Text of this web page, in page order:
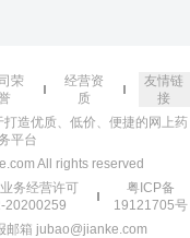
荣
经营资
质
友情链
接
造优质、低价、便捷的网上药
平台
All rights reserved
务经营许可
20200259
粤ICP备
19121705号
邮箱 jubao@jianke.com